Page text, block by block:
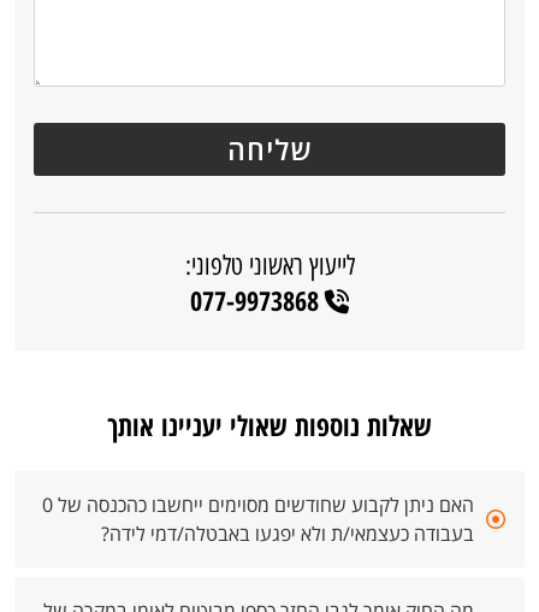
לייעוץ ראשוני טלפוני:
077-9973868
שאלות נוספות שאולי יעניינו אותך
האם ניתן לקבוע שחודשים מסוימים ייחשבו כהכנסה של 0
בעבודה כעצמאי/ת ולא יפגעו באבטלה/דמי לידה?